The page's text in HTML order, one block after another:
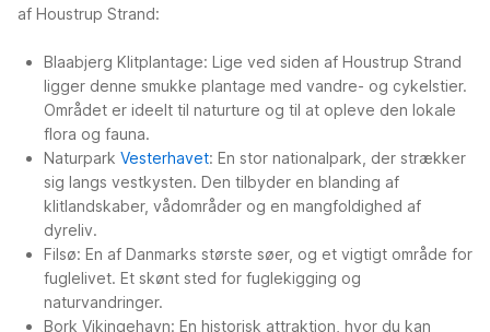
af Houstrup Strand:
Blaabjerg Klitplantage: Lige ved siden af Houstrup Strand
ligger denne smukke plantage med vandre- og cykelstier.
Området er ideelt til naturture og til at opleve den lokale
flora og fauna.
Naturpark Vesterhavet: En stor nationalpark, der strækker
sig langs vestkysten. Den tilbyder en blanding af
klitlandskaber, vådområder og en mangfoldighed af
dyreliv.
Filsø: En af Danmarks største søer, og et vigtigt område for
fuglelivet. Et skønt sted for fuglekigging og
naturvandringer.
Bork Vikingehavn: En historisk attraktion, hvor du kan